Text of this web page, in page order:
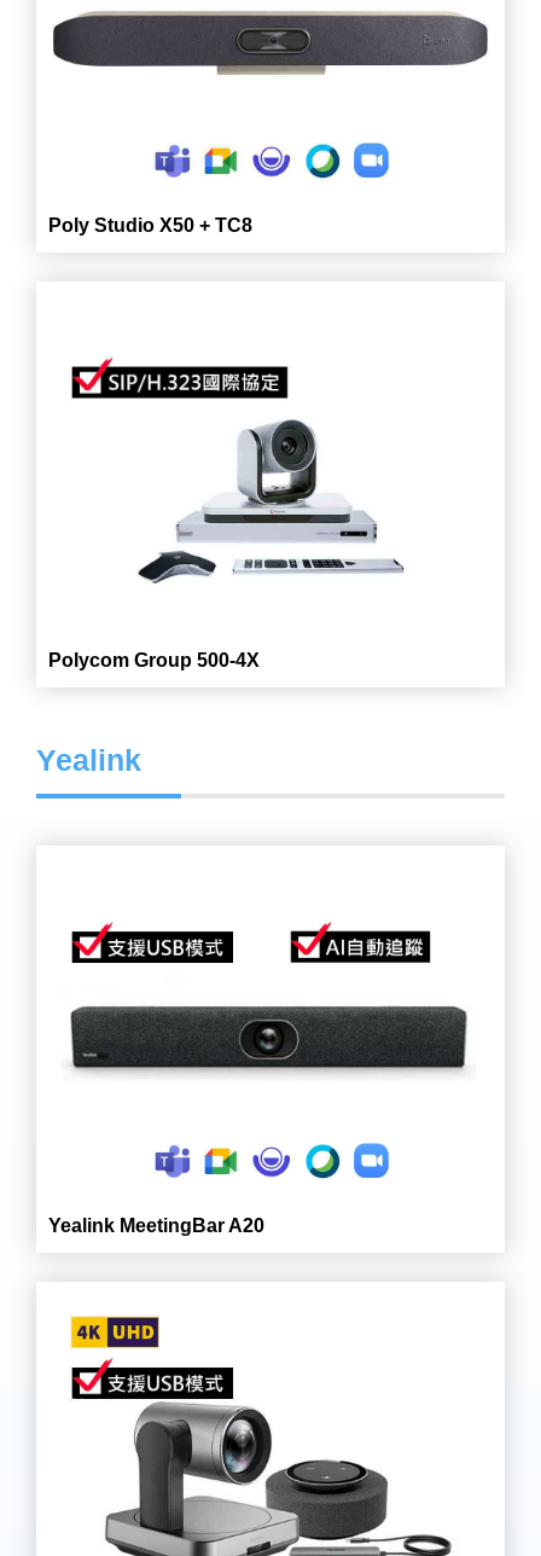
Poly Studio X50 + TC8
Polycom Group 500-4X
Yealink
Yealink MeetingBar A20